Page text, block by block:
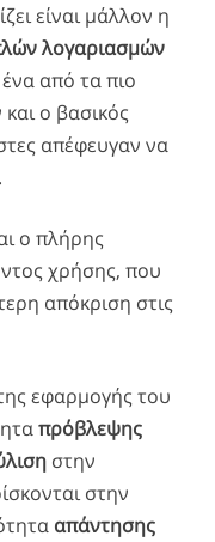
είναι μάλλον η
λογαριασμών
από τα πιο
ο βασικός
απέφευγαν να
ο πλήρης
χρήσης, που
απόκριση στις
εφαρμογής του
πρόβλεψης
στην
στην
απάντησης